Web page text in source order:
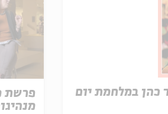
כהן במלחמת יום
פרשת